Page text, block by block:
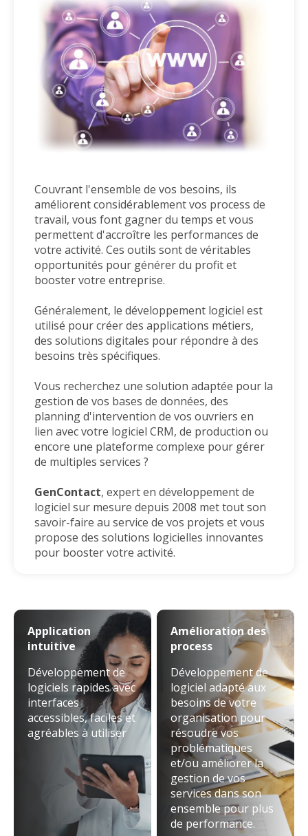
Couvrant l'ensemble de vos besoins, ils
améliorent considérablement vos process de
travail, vous font gagner du temps et vous
permettent d'accroître les performances de
votre activité. Ces outils sont de véritables
opportunités pour générer du profit et
booster votre entreprise.
Généralement, le développement logiciel est
utilisé pour créer des applications métiers,
des solutions digitales pour répondre à des
besoins très spécifiques.
Vous recherchez une solution adaptée pour la
gestion de vos bases de données, des
planningd'intervention de vos ouvriers en
lien avec votre logiciel CRM, de production ou
encore une plateforme complexe pour gérer
de multiples services ?
GenContact, expert en développement de
logiciel sur mesure depuis 2008 met tout son
savoir-faire au service de vos projets et vous
propose des solutions logicielles innovantes
pour booster votre activité.
Application
intuitive
Développement de
logiciels rapides avec
interfaces
accessibles, faciles et
agréables à utiliser
Amélioration des
process
Développement de
logiciel adapté aux
besoins de votre
organisation pour
résoudre vos
problématiques
et/ou améliorer la
gestion de vos
services dans son
ensemble pour plus
de performance.